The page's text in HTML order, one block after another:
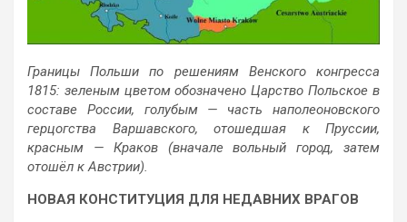
Границы Польши по решениям Венского конгресса
1815: зеленым цветом обозначено Царство Польское в
составе России, голубым — часть наполеоновского
герцогства Варшавского, отошедшая к Пруссии,
красным — Краков (вначале вольный город, затем
отошёл к Австрии).
НОВАЯ КОНСТИТУЦИЯ ДЛЯ НЕДАВНИХ ВРАГОВ